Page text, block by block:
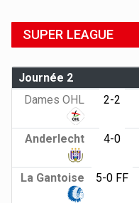
SUPER LEAGUE
Journée 2
Dames OHL
2-2
Anderlecht 4-0
La Gantoise 5-0 FF